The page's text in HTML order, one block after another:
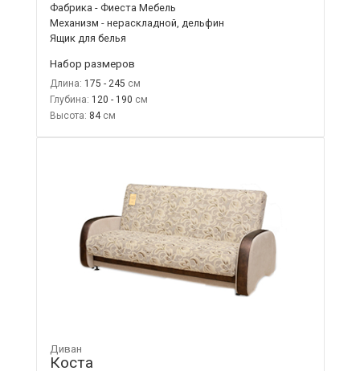
Фабрика - Фиеста Мебель
Механизм - нераскладной, дельфин
Ящик для белья
Набор размеров
Длина: 175 - 245
Глубина: 120 - 190
Высота: 84
Диван
Коста